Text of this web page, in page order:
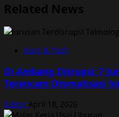
Related News
Karir & Tech
Di Ambang Disrupsi: 7
Terancam Otomatisasi
Editor April 18, 2026